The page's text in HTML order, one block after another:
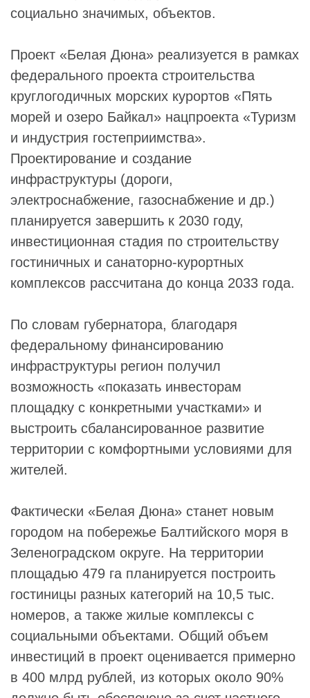
социально значимых, объектов.
Проект «Белая Дюна» реализуется в рамках
федерального проекта строительства
круглогодичных морских курортов «Пять
морей и озеро Байкал» нацпроекта «Туризм
и индустрия гостеприимства».
Проектирование и создание
инфраструктуры (дороги,
электроснабжение, газоснабжение и др.)
планируется завершить к 2030 году,
инвестиционная стадия по строительству
гостиничных и санаторно-курортных
комплексов рассчитана до конца 2033 года.
По словам губернатора, благодаря
федеральному финансированию
инфраструктуры регион получил
возможность «показать инвесторам
площадку с конкретными участками» и
выстроить сбалансированное развитие
территории с комфортными условиями для
жителей.
Фактически «Белая Дюна» станет новым
городом на побережье Балтийского моря в
Зеленоградском округе. На территории
площадью 479 га планируется построить
гостиницы разных категорий на 10,5 тыс.
номеров, а также жилые комплексы с
социальными объектами. Общий объем
инвестиций в проект оценивается примерно
в 400 млрд рублей, из которых около 90%